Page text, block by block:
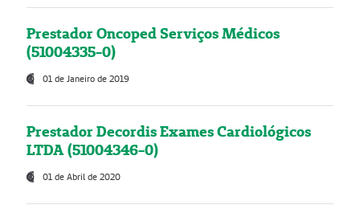
Prestador Oncoped Serviços Médicos
(51004335-0)
01 de Janeiro de 2019
Prestador Decordis Exames Cardiológicos
LTDA (51004346-0)
01 de Abril de 2020